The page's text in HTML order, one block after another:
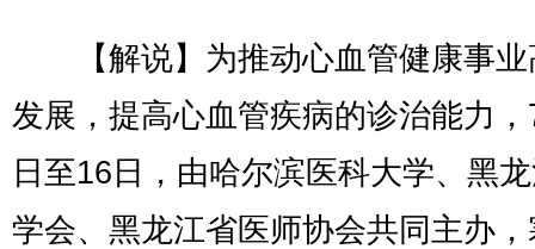
【解说】为推动心血管健康事业
发展，提高心血管疾病的诊治能力
日至16日，由哈尔滨医科大学、黑
学会、黑龙江省医师协会共同主办